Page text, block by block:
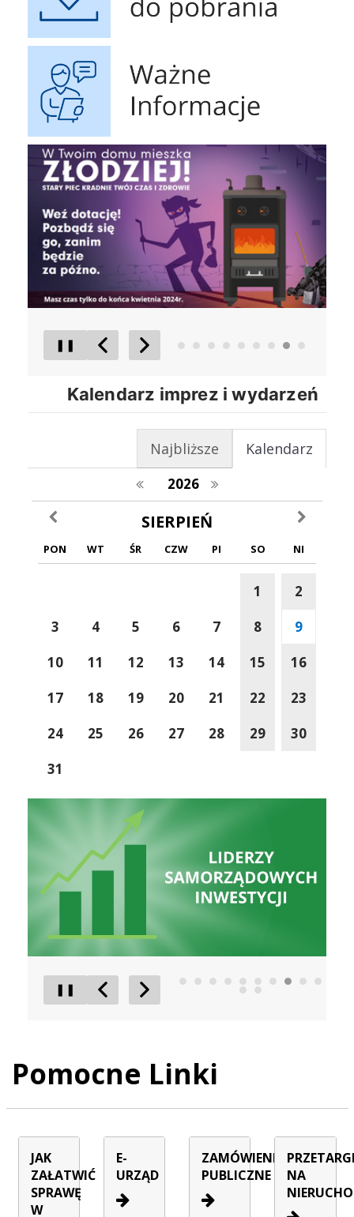
❚❚
Obrona Cywilna
Poprzedni Element
Następny Element
Kalendarz imprez i wydarzeń
Kalendarz
Najbliższe
poprzedni rok
2026 następny rok
poprzedni miesiącSIERPIEŃ następny
PON WT ŚR CZW PI SO NI
1
2
3
4 5 6 7 8
9
10
11 12 13 14 15
16
17
18 19 20 21 22
23
24
25 26 27 28 29
30
31
❚❚
Poprzedni Element
Następny Element
Pomocne Linki
JAK
ZAŁATWIĆ
SPRAWĘ
W
E-
URZĄD
ZAMÓWIENIA
PUBLICZNE
NA